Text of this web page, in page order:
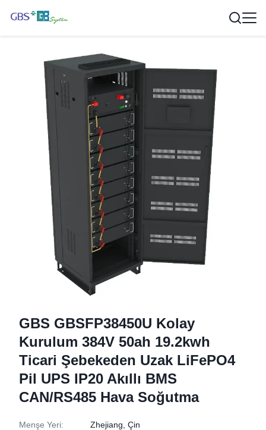
GBS GBSFP38450U Kolay
Kurulum 384V 50ah 19.2kwh
Ticari Şebekeden Uzak LiFePO4
Pil UPS IP20 Akıllı BMS
CAN/RS485 Hava Soğutma
Menşe Yeri: Zhejiang, Çin